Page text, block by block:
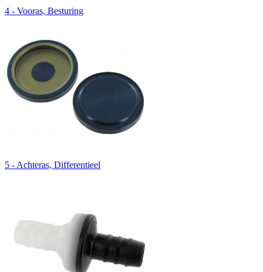
4 - Vooras, Besturing
5 - Achteras, Differentieel